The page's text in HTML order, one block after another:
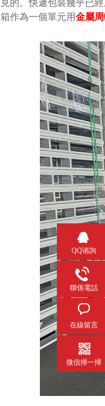
見的。快遞包裝幾乎
箱作為一個單元用金屬
QQ谘詢
聯係電話
在線留言
微信掃一掃